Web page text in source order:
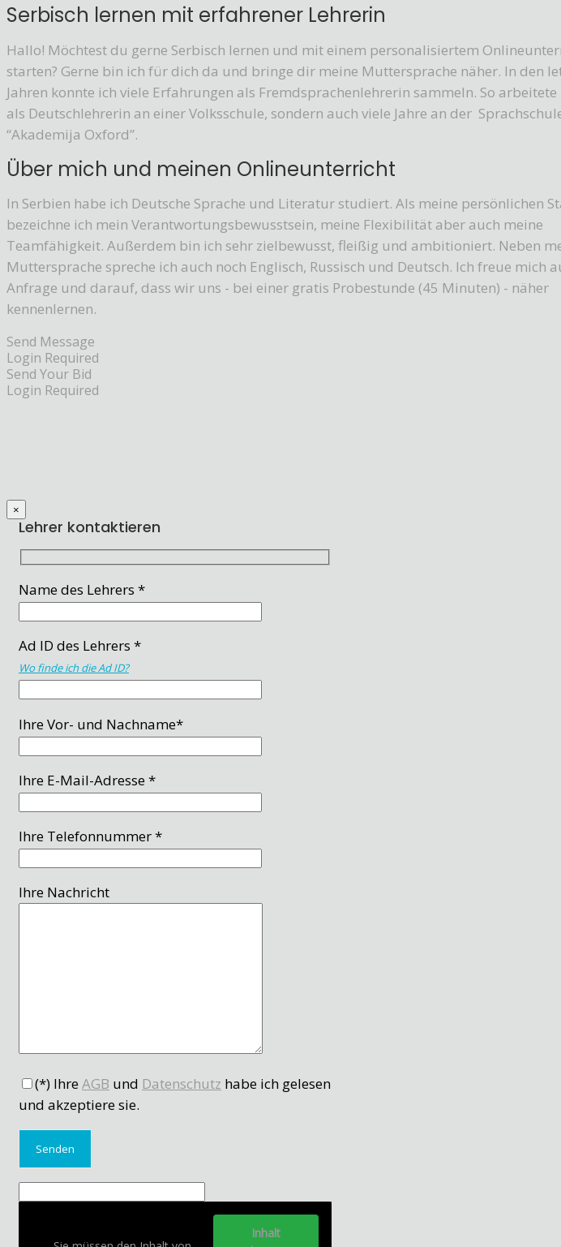
Serbisch lernen mit erfahrener Lehrerin
Hallo! Möchtest du gerne Serbisch lernen und mit einem personalisiertem
starten? Gerne bin ich für dich da und bringe dir meine Muttersprache näher. In den
Jahren konnte ich viele Erfahrungen als Fremdsprachenlehrerin sammeln. So
als Deutschlehrerin an einer Volksschule, sondern auch viele Jahre an der
“Akademija Oxford”.
Über mich und meinen Onlineunterricht
In Serbien habe ich Deutsche Sprache und Literatur studiert. Als meine persönlichen
bezeichne ich mein Verantwortungsbewusstsein, meine Flexibilität aber auch meine
Teamfähigkeit. Außerdem bin ich sehr zielbewusst, fleißig und ambitioniert. Neben
Muttersprache spreche ich auch noch Englisch, Russisch und Deutsch. Ich freue mich
Anfrage und darauf, dass wir uns - bei einer gratis Probestunde (45 Minuten) - näher
kennenlernen.
Send Message
Login Required
Send Your Bid
Login Required
×
Lehrer kontaktieren
Name des Lehrers *
Ad ID des Lehrers *
Wo finde ich die Ad ID?
Ihre Vor- und Nachname*
Ihre E-Mail-Adresse *
Ihre Telefonnummer *
Ihre Nachricht
(*) IhreAGB und Datenschutz habe ich gelesen
und akzeptiere sie.
Inhalt